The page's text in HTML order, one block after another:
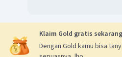
Klaim Gold gratis
Dengan Gold kamu bisa